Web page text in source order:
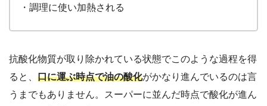
・調理に使い加熱される
抗酸化物質が取り除かれている状態でこのような過程を得
ると、 口に運ぶ時点で油の酸化がかなり進んでいるのは言
うまでもありません。スーパーに並んだ時点で酸化が進ん